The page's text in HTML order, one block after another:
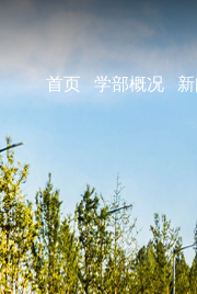
首页 学部概况
现任领导
机构设置
学部宣传片